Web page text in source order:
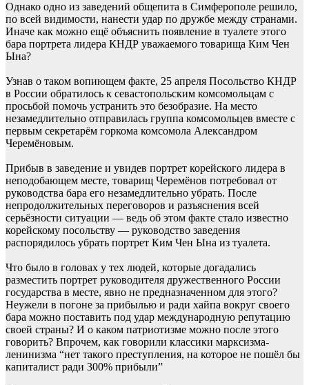
Однако одно из заведений общепита в Симферополе решило,
по всей видимости, нанести удар по дружбе между странами.
Иначе как можно ещё объяснить появление в туалете этого
бара портрета лидера КНДР уважаемого товарища Ким Чен
Ына?
Узнав о таком вопиющем факте, 25 апреля Посольство КНДР
в России обратилось к севастопольским комсомольцам с
просьбой помочь устранить это безобразие. На место
незамедлительно отправилась группа комсомольцев вместе с
первым секретарём горкома комсомола Александром
Черемёновым.
Прибыв в заведение и увидев портрет корейского лидера в
неподобающем месте, товарищ Черемёнов потребовал от
руководства бара его незамедлительно убрать. После
непродолжительных переговоров и разъяснения всей
серьёзности ситуации — ведь об этом факте стало известно
корейскому посольству — руководство заведения
распорядилось убрать портрет Ким Чен Ына из туалета.
Что было в головах у тех людей, которые догадались
разместить портрет руководителя дружественного России
государства в месте, явно не предназначенном для этого?
Неужели в погоне за прибылью и ради хайпа вокруг своего
бара можно поставить под удар международную репутацию
своей страны? И о каком патриотизме можно после этого
говорить? Впрочем, как говорили классики марксизма-
ленинизма “нет такого преступления, на которое не пошёл бы
капиталист ради 300% прибыли”